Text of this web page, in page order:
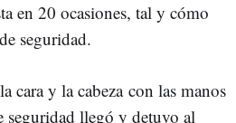
en 20 ocasiones, tal y cómo
seguridad.
cara y la cabeza con las manos
seguridad llegó y detuvo al